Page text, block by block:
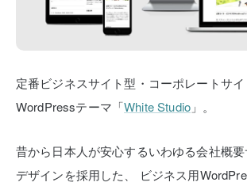
定番ビジネスサイト型・コーポレートサ
WordPressテーマ「White Studio 」。
昔から日本人が安心するいわゆる会社概
デザインを採用した、
ビジネス用